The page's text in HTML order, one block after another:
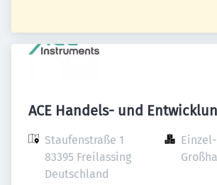
ACE Handels- und
Staufenstraße 1
83395 Freilassing
Deutschland